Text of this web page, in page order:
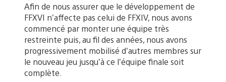
Afin de nous assurer que le développement de
FFXVI n’affecte pas celui de FFXIV, nous avons
commencé par monter une équipe très
restreinte puis, au fil des années, nous avons
progressivement mobilisé d’autres membres sur
le nouveau jeu jusqu’à ce l’équipe finale soit
complète.